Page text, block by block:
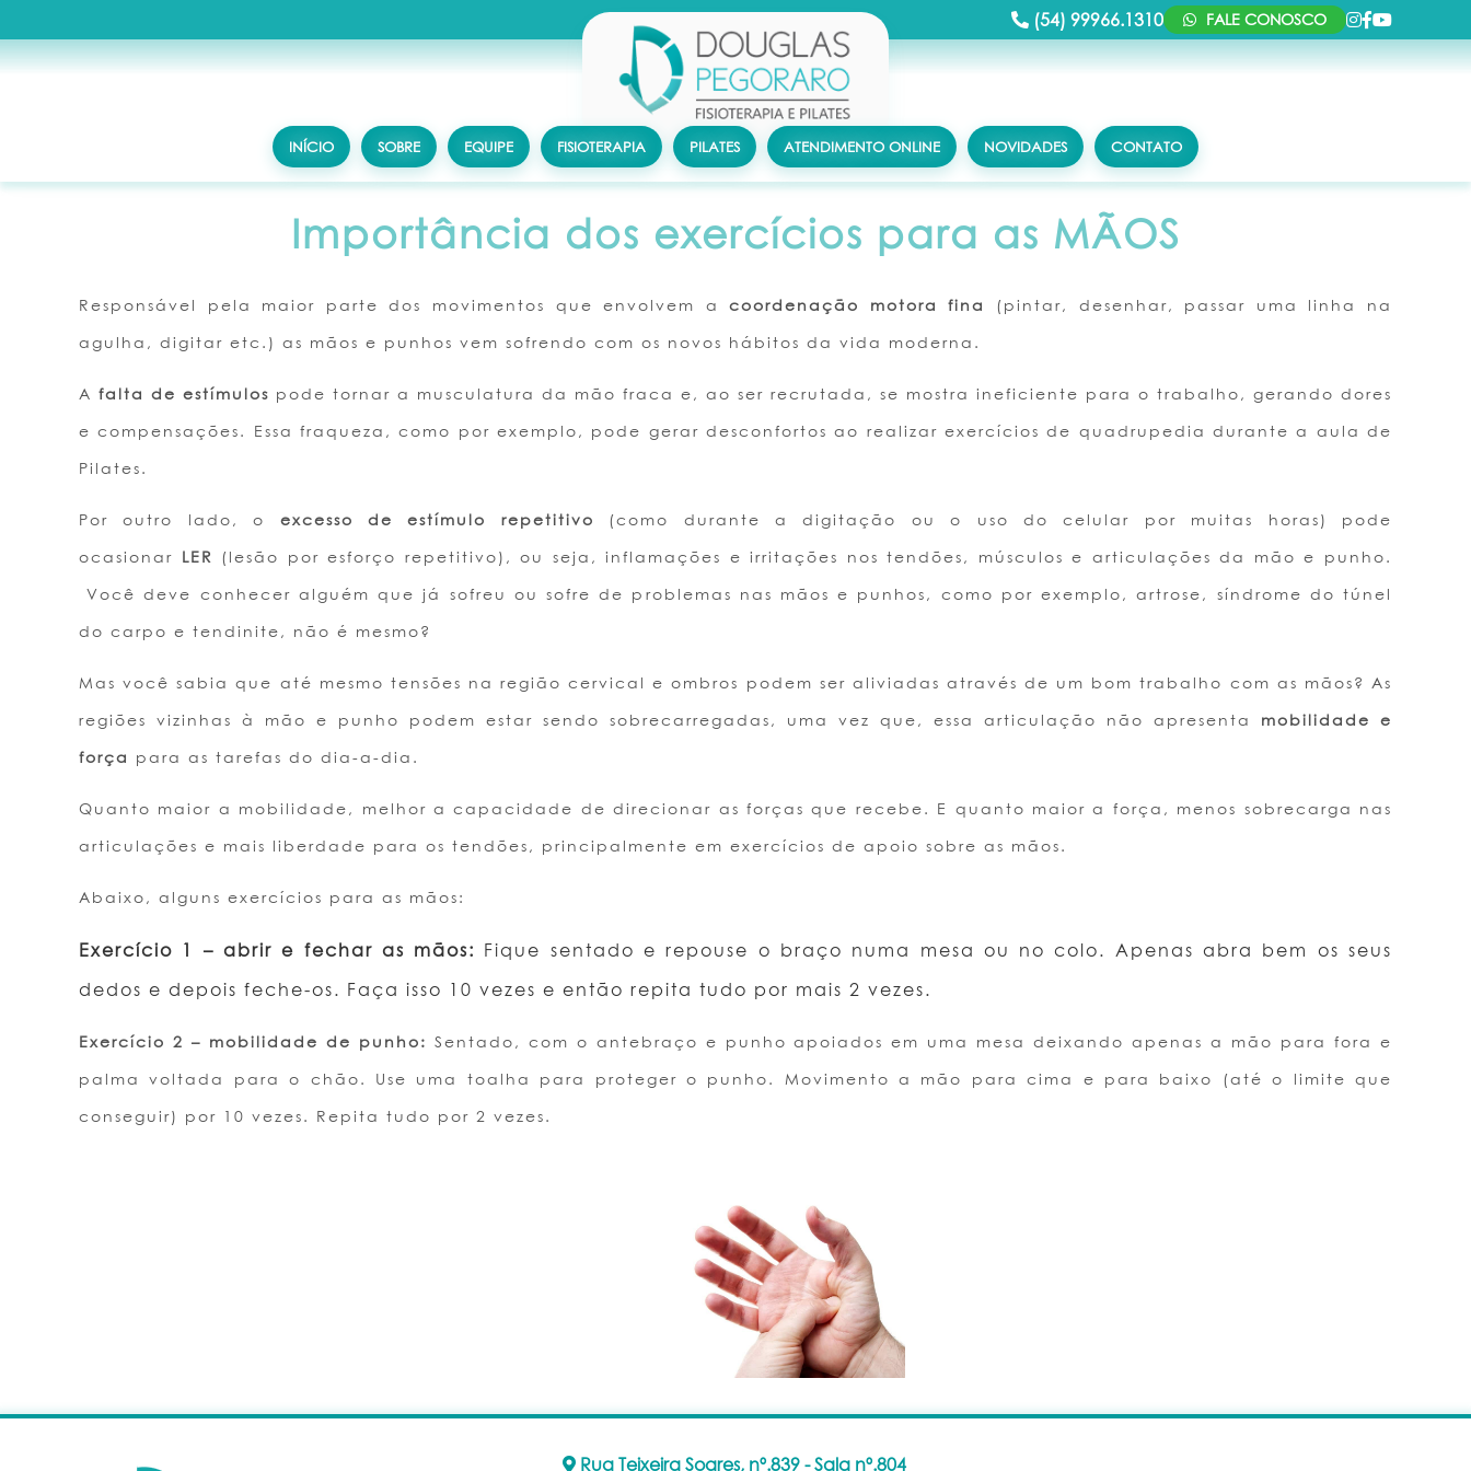
(54) 99966.1310 FALE CONOSCO
INÍCIO SOBRE EQUIPE FISIOTERAPIA PILATES ATENDIMENTO ONLINE NOVIDADES CONTATO
Importância dos exercícios para as MÃOS
Responsável pela maior parte dos movimentos que envolvem acoordenação motora fina
(pintar, desenhar, passar uma linha na
agulha, digitar etc.) as mãos e punhos vem sofrendo com os novos hábitos da vida moderna.
A falta de estímulos pode tornar a musculatura da mão fraca e, ao ser recrutada, se mostra ineficiente para o trabalho, gerando dores
e compensações. Essa fraqueza, como por exemplo, pode gerar desconfortos ao realizar exercícios de quadrupedia durante a aula de
Pilates.
Por outro lado, o excesso de estímulo repetitivo (como durante a digitação ou o uso do celular por muitas horas) pode
ocasionar LER (lesão por esforço repetitivo), ou seja, inflamações e irritações nos tendões, músculos e articulações da mão e punho.
Você deve conhecer alguém que já sofreu ou sofre de problemas nas mãos e punhos, como por exemplo, artrose, síndrome do túnel
do carpo e tendinite, não é mesmo?
Mas você sabia que até mesmo tensões na região cervical e ombros podem ser aliviadas através de um bom trabalho com as mãos? As
regiões vizinhas à mão e punho podem estar sendo sobrecarregadas, uma vez que, essa articulação não apresenta mobilidade e
força para as tarefas do dia-a-dia.
Quanto maior a mobilidade, melhor a capacidade de direcionar as forças que recebe. E quanto maior a força, menos sobrecarga nas
articulações e mais liberdade para os tendões, principalmente em exercícios de apoio sobre as mãos.
Abaixo, alguns exercícios para as mãos:
Exercício 1 – abrir e fechar as mãos: Fique sentado e repouse o braço numa mesa ou no colo. Apenas abra bem os seus
dedos e depois feche-os. Faça isso 10 vezes e então repita tudo por mais 2 vezes.
Exercício 2 – mobilidade de punho: Sentado, com o antebraço e punho apoiados em uma mesa deixando apenas a mão para fora e
palma voltada para o chão. Use uma toalha para proteger o punho. Movimento a mão para cima e para baixo (até o limite que
conseguir) por 10 vezes. Repita tudo por 2 vezes.
Rua Teixeira Soares, nº.839 - Sala nº.804